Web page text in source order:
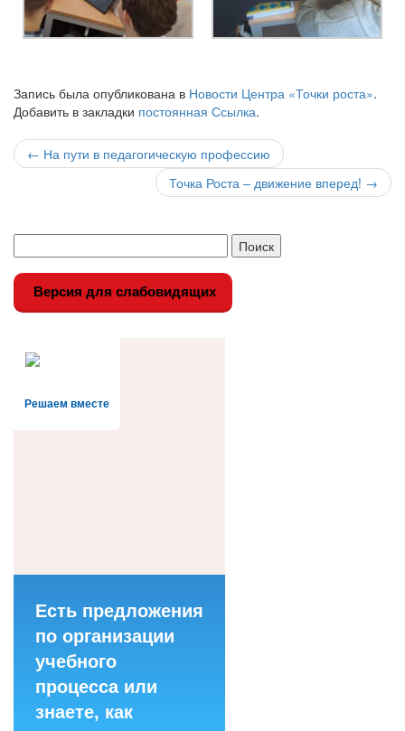
Запись была опубликована в Новости Центра «Точки роста».
Добавить в закладки постоянная Ссылка.
Навигация
записи
← На пути в педагогическую профессию
Точка Роста – движение вперед! →
Версия для слабовидящих
Решаем вместе
Есть предложения
по организации
учебного
процесса или
знаете, как